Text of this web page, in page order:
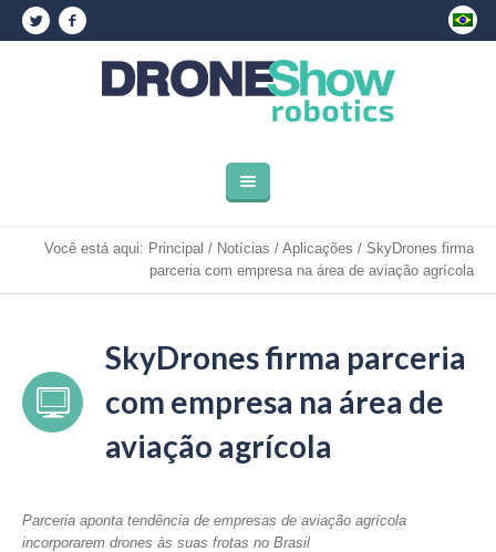
Você está aqui: Principal / Notícias / Aplicações / SkyDrones firma
parceria com empresa na área de aviação agrícola
SkyDrones firma parceria
com empresa na área de
aviação agrícola
Parceria aponta tendência de empresas de aviação agrícola
incorporarem drones às suas frotas no Brasil